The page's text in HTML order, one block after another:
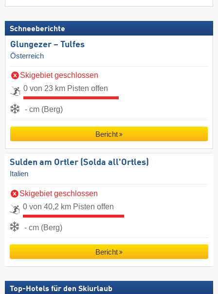
Schneeberichte
Glungezer – Tulfes
Österreich
Skigebiet geschlossen
0 von 23 km Pisten offen
- cm (Berg)
Bericht
Sulden am Ortler (Solda all'Ortles)
Italien
Skigebiet geschlossen
0 von 40,2 km Pisten offen
- cm (Berg)
Bericht
Top-Hotels für den Skiurlaub